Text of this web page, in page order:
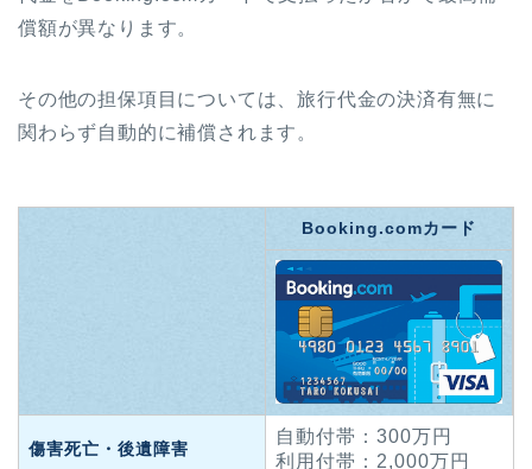
償額が異なります。
その他の担保項目については、旅行代金の決済有無に
関わらず自動的に補償されます。
Booking.comカード
傷害死亡・後遺障害
自動付帯：300万円
利用付帯：2,000万円